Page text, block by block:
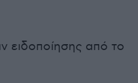
ειδοποίησης από το